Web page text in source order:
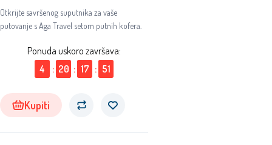
Otkrijte savršenog suputnika za vaše
putovanje s Aga Travel setom putnih kofera.
Ponuda uskoro završava:
4
: 20 : 17 : 51
Kupiti